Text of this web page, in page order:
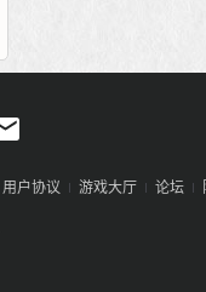
用户协议 游戏大厅 论坛